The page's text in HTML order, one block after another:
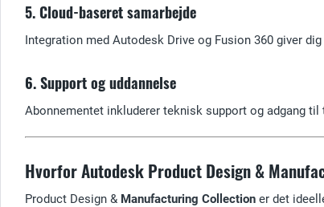
5. Cloud-baseret samarbejde
Integration med Autodesk Drive og Fusion 360 giver
6. Support og uddannelse
Abonnementet inkluderer teknisk support og adgang
Hvorfor Autodesk Product Design &
Product Design & Manufacturing Collection er det